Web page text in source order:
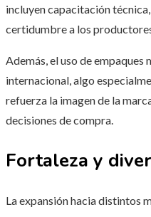
incluyen capacitación
certidumbre a los
Además, el uso de
internacional, algo
refuerza la imagen de la
decisiones de compra.
Fortaleza y
La expansión hacia distintos